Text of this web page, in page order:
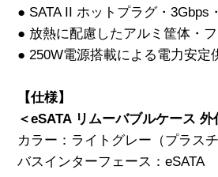
● SATA II ホットプラグ・3Gbps
● 放熱に配慮したアルミ筐体・
● 250W電源搭載による電力安定
【仕様】
＜eSATA リムーバブルケース
カラー：ライトグレー（プラス
バスインターフェース：eSATA